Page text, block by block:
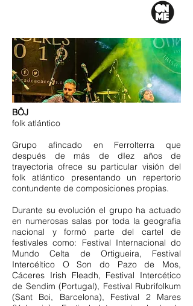
BÖJ
folk atlántico
Grupo afincado en Ferrolterra que
después de más de dIez años de
trayectoria ofrece su particular visión del
folk atlántico presentando un repertorio
contundente de composiciones propias.
Durante su evolución el grupo ha actuado
en numerosas salas por toda la geografía
nacional y formó parte del cartel de
festivales como: Festival Internacional do
Mundo Celta de Ortigueira, Festival
Intercéltico O Son do Pazo de Mos,
Cáceres Irish Fleadh, Festival Intercético
de Sendim (Portugal), Festival Rubrifolkum
(Sant Boi, Barcelona), Festival 2 Mares